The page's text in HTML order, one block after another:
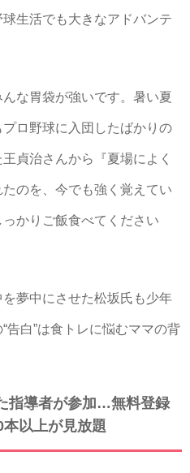
生活でも大きなアドバンテ
んな胃袋が強いです。暑い夏
ロ野球に入団したばかりの
貞治さんから『夏場によく
のを、今でも強く覚えてい
かりご飯食べてください
を夢中にさせた松坂氏も少年
告白”は食トレに悩むママの背
指導者が参加…無料登録
以上が見放題